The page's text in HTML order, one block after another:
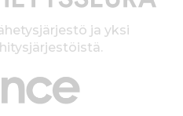
ja yksi